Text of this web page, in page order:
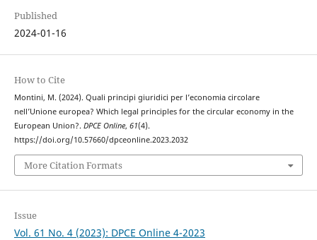
Published
2024-01-16
How to Cite
Montini, M. (2024). Quali principi giuridici per l’economia circolare
nell’Unione europea? Which legal principles for the circular economy in the
European Union?. DPCE Online, 61(4).
https://doi.org/10.57660/dpceonline.2023.2032
More Citation Formats
Issue
Vol. 61 No. 4 (2023): DPCE Online 4-2023